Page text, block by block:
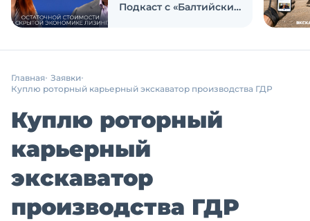
Подкаст с «Балтийским
Главная Заявки
Куплю роторный карьерный экскаватор производства ГДР
Куплю роторный
карьерный
экскаватор
производства ГДР